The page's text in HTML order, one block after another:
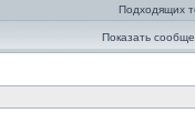
Подходящих
Показать